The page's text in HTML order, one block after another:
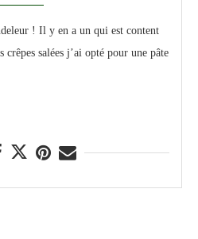
! Il y en a un qui est content
salées j’ai opté pour une pâte